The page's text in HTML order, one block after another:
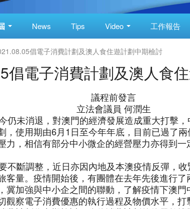
News Tips Video 工作報告
倡電子消費計劃及澳人食住遊計劃中期檢討
倡電子消費計劃及澳人食
議程前發言
立法會議員 何潤生
未消退，對澳門的經濟發展造成重大打擊
，使用期由6月1日至今年年底，目前已過了
，相信有部分中小微企的經營壓力亦得到一
斷調整，近日亦因內地及本澳疫情反彈，
客量。疫情開始後，有團體在去年先後進行
冀加強與中小企之間的聯動，了解疫情下澳
觀察電子消費優惠的執行過程及物價水平，